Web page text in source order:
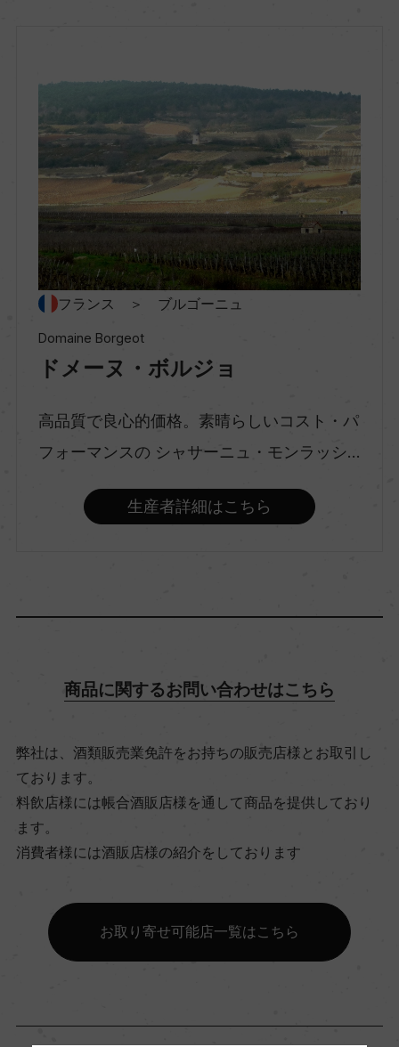
村名
スティルワイン
味わい
品種（原材料）
ピノ・ノワール 100%
リュット・レゾネ, 認証無
有機JAS認証
ー
コンクール入賞歴
ー
フランス ＞ ブルゴーニュ
Domaine Borgeot
ドメーヌ・ボルジョ
高品質で良心的価格。素晴らしいコスト・パ
フォーマンスの シャサーニュ・モンラッシ...
生産者詳細はこちら
商品に関するお問い合わせはこちら
弊社は、酒類販売業免許をお持ちの販売店様とお取引し
ております。
料飲店様には帳合酒販店様を通して商品を提供しており
ます。
消費者様には酒販店様の紹介をしております
お取り寄せ可能店一覧はこちら